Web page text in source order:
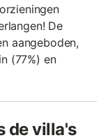
De
aangeboden,
(77%) en
de villa's